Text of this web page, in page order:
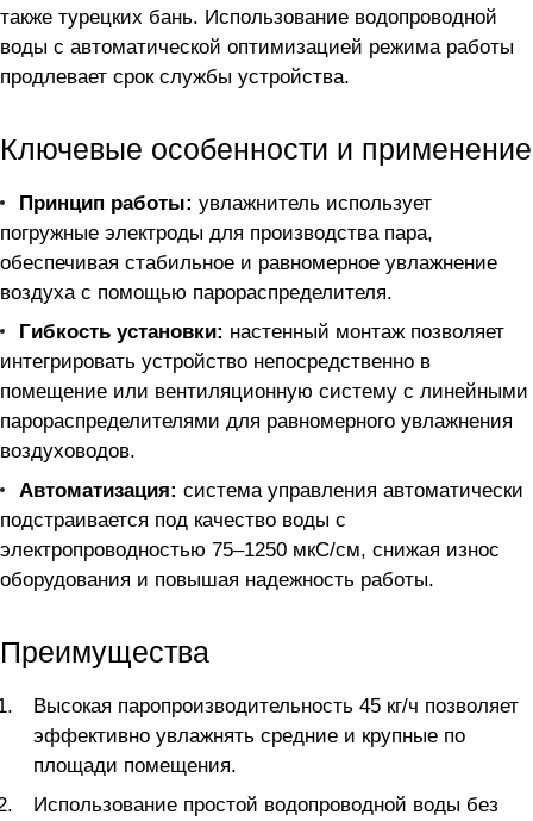
также турецких бань. Использование водопроводной
воды с автоматической оптимизацией режима работы
продлевает срок службы устройства.
Ключевые особенности и применение
Принцип работы: увлажнитель использует
погружные электроды для производства пара,
обеспечивая стабильное и равномерное увлажнение
воздуха с помощью парораспределителя.
Гибкость установки: настенный монтаж позволяет
интегрировать устройство непосредственно в
помещение или вентиляционную систему с линейными
парораспределителями для равномерного увлажнения
воздуховодов.
Автоматизация: система управления автоматически
подстраивается под качество воды с
электропроводностью 75–1250 мкС/см, снижая износ
оборудования и повышая надежность работы.
Преимущества
Высокая паропроизводительность 45 кг/ч позволяет
эффективно увлажнять средние и крупные по
площади помещения.
Использование простой водопроводной воды без